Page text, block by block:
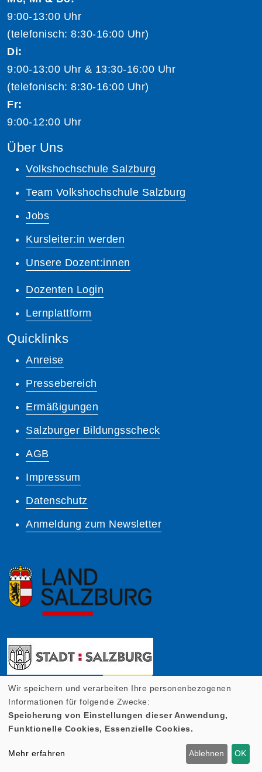
9:00-13:00 Uhr
(telefonisch: 8:30-16:00 Uhr)
Di:
9:00-13:00 Uhr & 13:30-16:00 Uhr
(telefonisch: 8:30-16:00 Uhr)
Fr:
9:00-12:00 Uhr
Über Uns
Volkshochschule Salzburg
Team Volkshochschule Salzburg
Jobs
Kursleiter:in werden
Unsere Dozent:innen
Dozenten Login
Lernplattform
Quicklinks
Anreise
Pressebereich
Ermäßigungen
Salzburger Bildungsscheck
AGB
Impressum
Datenschutz
Anmeldung zum Newsletter
Wir speichern und verarbeiten Ihre personenbezogenen
Informationen für folgende Zwecke:
Speicherung von Einstellungen dieser Anwendung,
Funktionelle Cookies, Essenzielle Cookies.
Mehr erfahren Ablehnen OK